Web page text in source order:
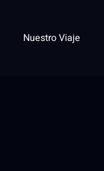
Nuestro Viaje